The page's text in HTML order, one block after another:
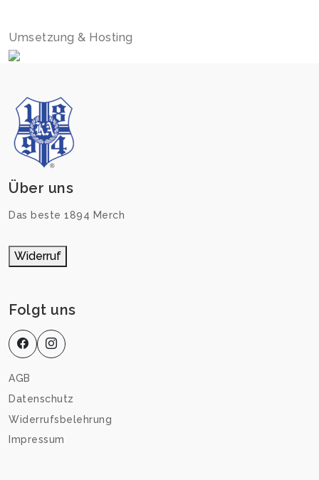
Umsetzung & Hosting
Über uns
Das beste 1894 Merch
Widerruf
Folgt uns
AGB
Datenschutz
Widerrufsbelehrung
Impressum